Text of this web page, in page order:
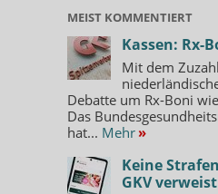
MEIST KOMMENTIERT
Kassen: Rx-
Mit dem
Debatte um Rx-Boni
Das
hat... Mehr »
Keine
GKV